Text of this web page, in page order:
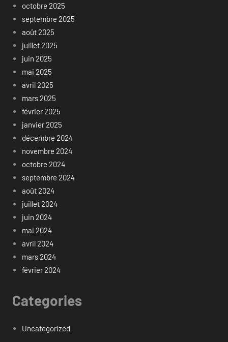
octobre 2025
septembre 2025
août 2025
juillet 2025
juin 2025
mai 2025
avril 2025
mars 2025
février 2025
janvier 2025
décembre 2024
novembre 2024
octobre 2024
septembre 2024
août 2024
juillet 2024
juin 2024
mai 2024
avril 2024
mars 2024
février 2024
Categories
Uncategorized